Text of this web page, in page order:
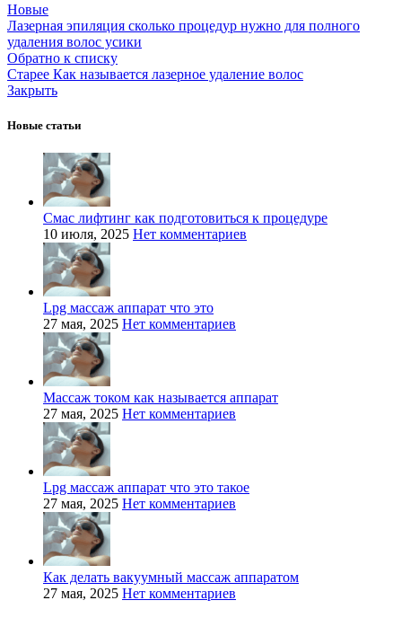
Новые
Лазерная эпиляция сколько процедур нужно для полного
удаления волос усики
Обратно к списку
Старее Как называется лазерное удаление волос
Закрыть
Новые статьи
Смас лифтинг как подготовиться к процедуре
10 июля, 2025 Нет комментариев
Lpg массаж аппарат что это
27 мая, 2025 Нет комментариев
Массаж током как называется аппарат
27 мая, 2025 Нет комментариев
Lpg массаж аппарат что это такое
27 мая, 2025 Нет комментариев
Как делать вакуумный массаж аппаратом
27 мая, 2025 Нет комментариев